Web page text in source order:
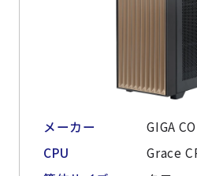
メーカー
GIGA
CPU
Grace